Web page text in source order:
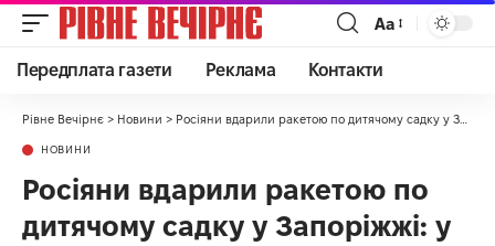
Аа
Передплата газети Реклама Контакти
Рівне Вечірнє > Новини > Росіяни вдарили ракетою по дитячому садку у Запоріжжі: у місті під завалами шукають людей (ФОТО)
НОВИНИ
Росіяни вдарили ракетою по
дитячому садку у Запоріжжі: у